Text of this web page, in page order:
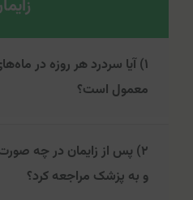
۱) آیا سردرد هر روزه در
معمول است؟
درصد است و اغلب این افراد
۲) پس از زایمان در چه
و به پزشک مراجعه کرد؟